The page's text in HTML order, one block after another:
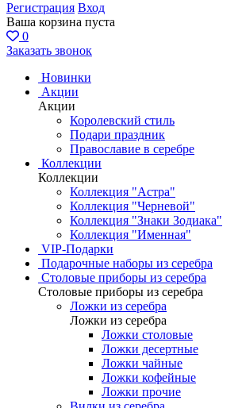
Регистрация Вход
Ваша корзина пуста
0
Заказать звонок
Новинки
Акции
Акции
Королевский стиль
Подари праздник
Православие в серебре
Коллекции
Коллекции
Коллекция "Астра"
Коллекция "Черневой"
Коллекция "Знаки Зодиака"
Коллекция "Именная"
VIP-Подарки
Подарочные наборы из серебра
Столовые приборы из серебра
Столовые приборы из серебра
Ложки из серебра
Ложки из серебра
Ложки столовые
Ложки десертные
Ложки чайные
Ложки кофейные
Ложки прочие